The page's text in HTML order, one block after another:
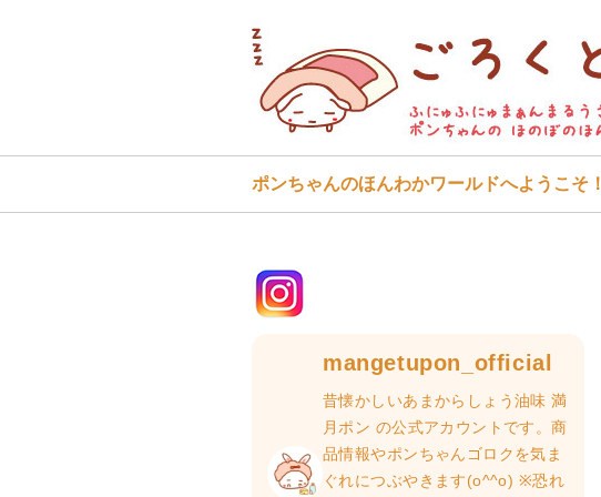
ポンちゃんのほんわかワールドへようこそ！
mangetupon_official
昔懐かしいあまからしょう油味 満
月ポン の公式アカウントです。商
品情報やポンちゃんゴロクを気ま
ぐれにつぶやきます(o^^o) ※恐れ